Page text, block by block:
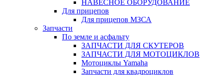
НАВЕСНОЕ ОБОРУДОВАНИЕ
Для прицепов
Для прицепов МЗСА
Запчасти
По земле и асфальту
ЗАПЧАСТИ ДЛЯ СКУТЕРОВ
ЗАПЧАСТИ ДЛЯ МОТОЦИКЛОВ
Мотоциклы Yamaha
Запчасти для квадроциклов